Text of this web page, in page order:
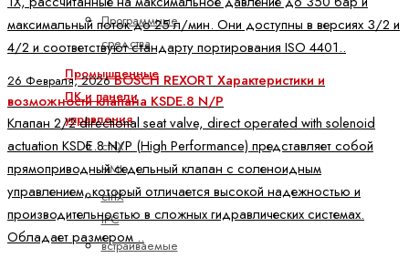
Программные
средства
Промышленные
ПК и панели
управления
ctrlX
HMI
ctrlX
IPC
встраиваемые
максимальный поток до 25 л/мин. Они доступны в версиях 3/2 и
4/2 и соответствуют стандарту портирования ISO 4401..
26 Февраля, 2026BOSCH REXORT Характеристики и
возможности клапана KSDE.8 N/P
Клапан 2/2 directional seat valve, direct operated with solenoid
actuation KSDE.8 N/P (High Performance) представляет собой
прямоприводный седельный клапан с соленоидным
управлением, который отличается высокой надежностью и
производительностью в сложных гидравлических системах.
Обладает размером ..